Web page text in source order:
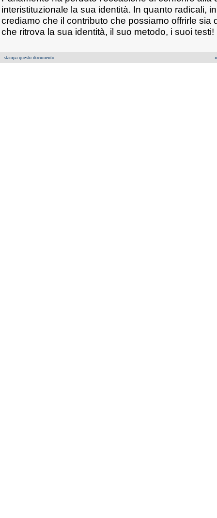
interistituzionale la sua identità. In quanto radicali,
crediamo che il contributo che possiamo offrirle sia
che ritrova la sua identità, il suo metodo, i suoi testi!
stampa questo documento